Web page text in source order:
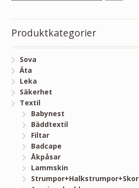
Produktkategorier
Sova
Äta
Leka
Säkerhet
Textil
Babynest
Bäddtextil
Filtar
Badcape
Åkpåsar
Lammskin
Strumpor+Halkstrumpor+Skor